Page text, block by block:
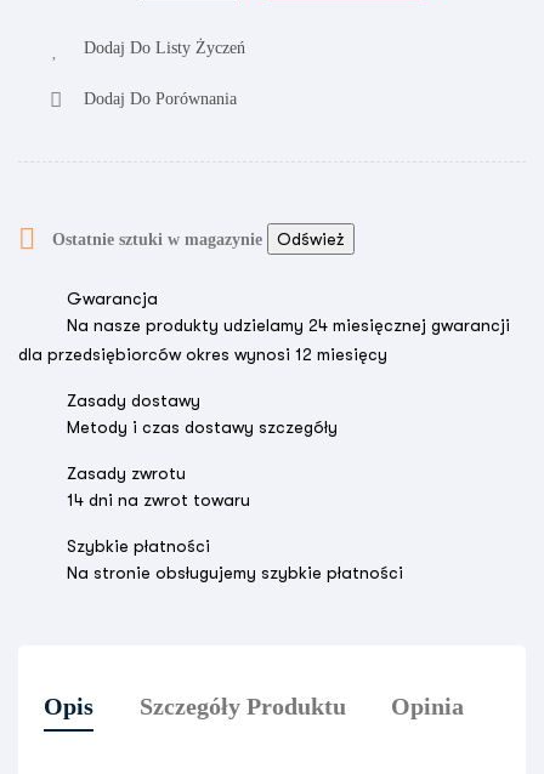
Dodaj Do Listy Życzeń
Dodaj Do Porównania
 Ostatnie sztuki w magazynie
Gwarancja
Na nasze produkty udzielamy 24 miesięcznej gwarancji
dla przedsiębiorców okres wynosi 12 miesięcy
Zasady dostawy
Metody i czas dostawy szczegóły
Zasady zwrotu
14 dni na zwrot towaru
Szybkie płatności
Na stronie obsługujemy szybkie płatności
Opis Szczegóły Produktu Opinia